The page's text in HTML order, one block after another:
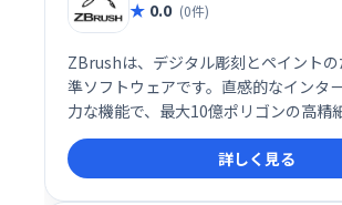
0.0 (0件)
ZBrushは、デジタル彫刻とペイント
準ソフトウェアです。直感的なインタ
力な機能で、最大10億ポリゴンの高精
成を可能にします。映画やゲーム制作
で、幅広い用途で活用され、使い慣れ
で、高度な表現を容易に実現します。
詳しく見る